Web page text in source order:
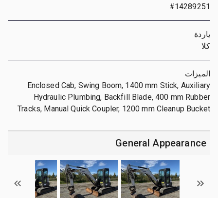
#14289251
ياردة
كلا
الميزات
Enclosed Cab, Swing Boom, 1400 mm Stick, Auxiliary
Hydraulic Plumbing, Backfill Blade, 400 mm Rubber
Tracks, Manual Quick Coupler, 1200 mm Cleanup Bucket
General Appearance